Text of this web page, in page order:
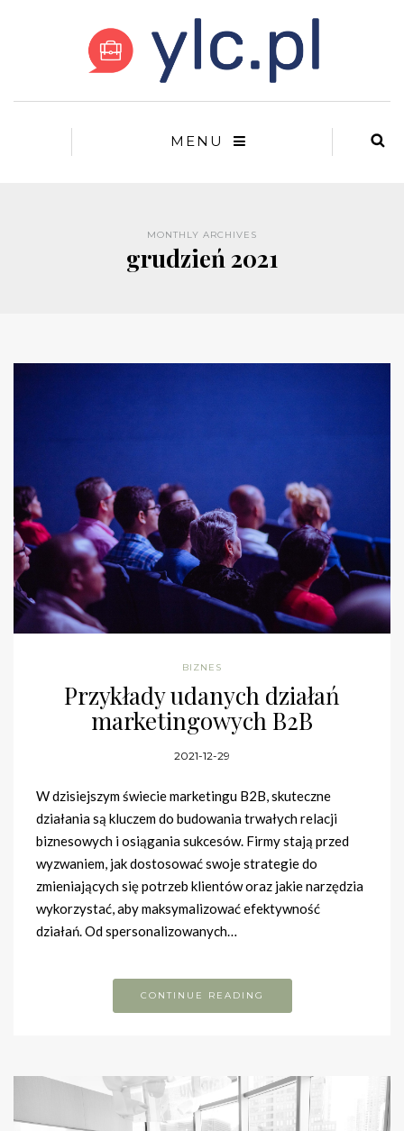
MENU
MONTHLY ARCHIVES
grudzień 2021
BIZNES
Przykłady udanych działań
marketingowych B2B
2021-12-29
W dzisiejszym świecie marketingu B2B, skuteczne
działania są kluczem do budowania trwałych relacji
biznesowych i osiągania sukcesów. Firmy stają przed
wyzwaniem, jak dostosować swoje strategie do
zmieniających się potrzeb klientów oraz jakie narzędzia
wykorzystać, aby maksymalizować efektywność
działań. Od spersonalizowanych…
CONTINUE READING